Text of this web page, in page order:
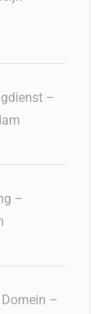
–
–
–